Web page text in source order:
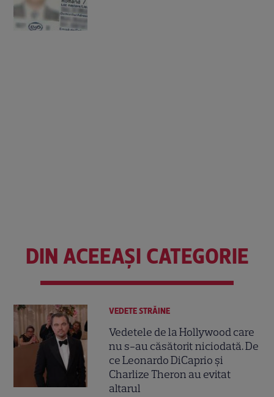
DIN ACEEAȘI CATEGORIE
VEDETE STRĂINE
Vedetele de la Hollywood care
nu s-au căsătorit niciodată. De
ce Leonardo DiCaprio și
Charlize Theron au evitat
altarul